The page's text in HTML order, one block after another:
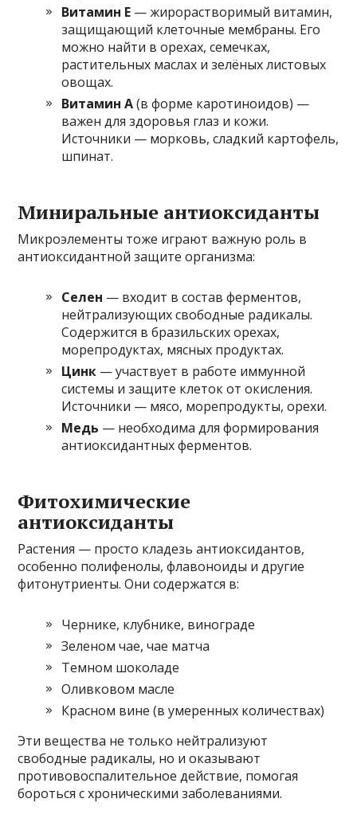
Витамин Е — жирорастворимый витамин,
защищающий клеточные мембраны. Его
можно найти в орехах, семечках,
растительных маслах и зелёных листовых
овощах.
Витамин А(в форме каротиноидов) —
важен для здоровья глаз и кожи.
Источники — морковь, сладкий картофель,
шпинат.
Миниральные антиоксиданты
Микроэлементы тоже играют важную роль в
антиоксидантной защите организма:
Селен — входит в состав ферментов,
нейтрализующих свободные радикалы.
Содержится в бразильских орехах,
морепродуктах, мясных продуктах.
Цинк — участвует в работе иммунной
системы и защите клеток от окисления.
Источники — мясо, морепродукты, орехи.
Медь — необходима для формирования
антиоксидантных ферментов.
Фитохимические
антиоксиданты
Растения — просто кладезь антиоксидантов,
особенно полифенолы, флавоноиды и другие
фитонутриенты. Они содержатся в:
Чернике, клубнике, винограде
Зеленом чае, чае матча
Темном шоколаде
Оливковом масле
Красном вине (в умеренных количествах)
Эти вещества не только нейтрализуют
свободные радикалы, но и оказывают
противовоспалительное действие, помогая
бороться с хроническими заболеваниями.